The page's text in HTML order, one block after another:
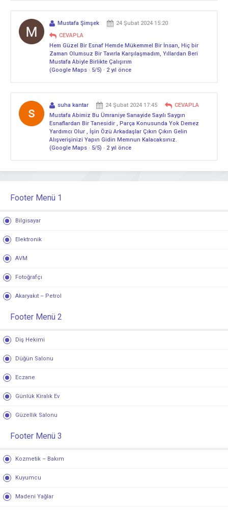
Mustafa Şimşek
24 Şubat 2024 15:20
CEVAPLA
Hem Güzel Bir Esnaf Hemde Mükemmel Bir İnsan, Hiç bir
Zaman Olumsuz Bir Tavırla Karşılaşmadım, Yıllardan Beri
Mustafa Abiyle Birlikte Çalışırım
(Google Maps · 5/5) · 2 yıl önce
suha kantar 24 Şubat 2024 17:45
CEVAPLA
Mustafa Abimiz Bu Ümraniye Sanayide Sayılı Saygın
Esnaflardan Bir Tanesidir , Parça Konusunda Yok Demez
Yardımcı Olur , İşin Özü Arkadaşlar Çıkın Çıkın Gelin
Alışverişinizi Yapın Gidin Memnun Kalacaksınız.
(Google Maps · 5/5) · 2 yıl önce
Footer Menü 1
Bilgisayar
Elektronik
AVM
Fotoğrafçı
Akaryakıt – Petrol
Footer Menü 2
Diş Hekimi
Düğün Salonu
Eczane
Günlük Kiralık Ev
Güzellik Salonu
Footer Menü 3
Kozmetik – Bakım
Kuyumcu
Madeni Yağlar